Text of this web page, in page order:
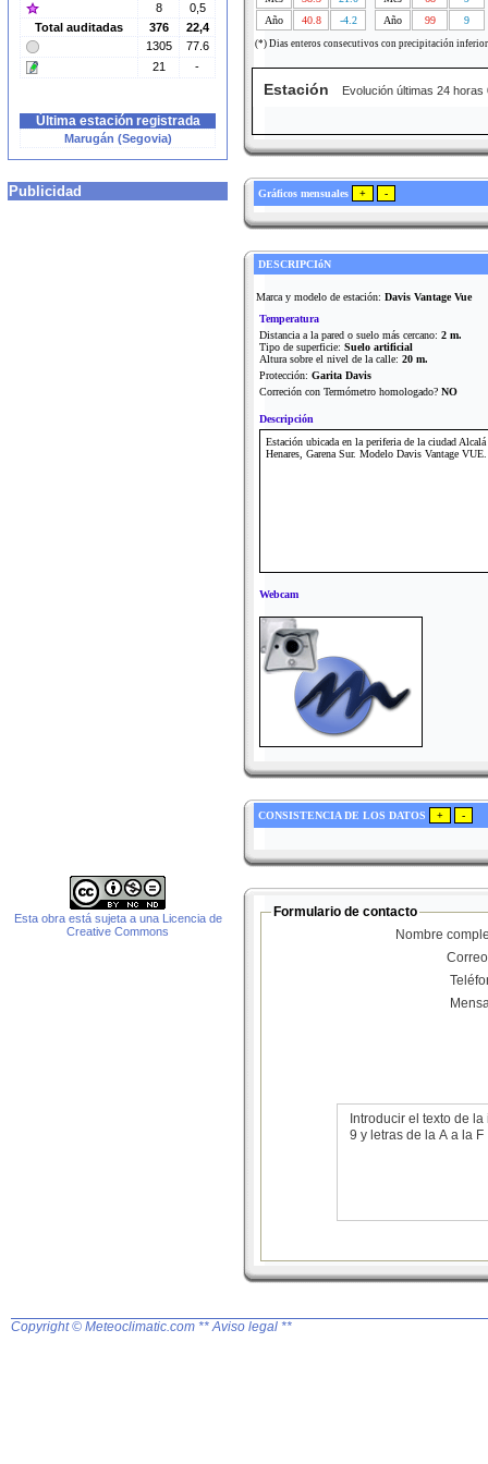
8
0,5
Total auditadas
376
22,4
1305
77.6
21
-
Última estación registrada
Marugán (Segovia)
Publicidad
Esta obra está sujeta a una Licencia de
Creative Commons
Año
40.8 -4.2 Año 99 9
(*) Dias enteros consecutivos con precipitación inferior
Estación Evolución últimas 24 horas
Gráficos mensuales
DESCRIPCIóN
Marca y modelo de estación: Davis Vantage Vue
Temperatura
Distancia a la pared o suelo más cercano: 2 m.
Tipo de superficie: Suelo artificial
Altura sobre el nivel de la calle: 20 m.
Protección: Garita Davis
Correción con Termómetro homologado? NO
Descripción
Estación ubicada en la periferia de la ciudad Alcalá
Henares, Garena Sur. Modelo Davis Vantage VUE.
Webcam
CONSISTENCIA DE LOS DATOS
Formulario de contacto
Nombre
Introducir el texto de
9 y letras de la A a la F
Copyright © Meteoclimatic.com ** Aviso legal **